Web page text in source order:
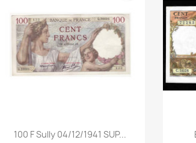
Aperçu rapide
100 F Sully 04/12/1941 SUP...